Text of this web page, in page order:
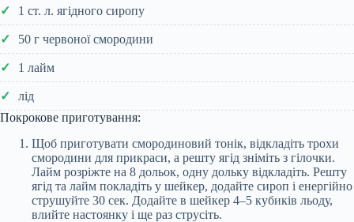
1 ст. л. ягідного сиропу
50 г червоної смородини
1 лайм
лід
Покрокове приготування:
Щоб приготувати смородиновий тонік, відкладіть трохи
смородини для прикраси, а решту ягід зніміть з гілочки.
Лайм розріжте на 8 дольок, одну дольку відкладіть. Решту
ягід та лайм покладіть у шейкер, додайте сироп і енергійно
струшуйте 30 сек. Додайте в шейкер 4–5 кубиків льоду,
влийте настоянку і ще раз струсіть.